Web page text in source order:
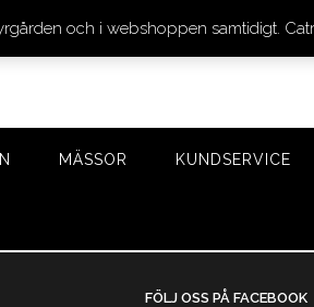
MÄSSOR KUNDSERVICE
FÖLJ OSS PÅ FACEBOOK
och i webshoppen samtidigt.